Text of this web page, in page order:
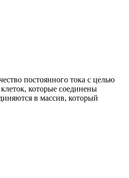
постоянного тока с целью
которые соединены
в массив, который